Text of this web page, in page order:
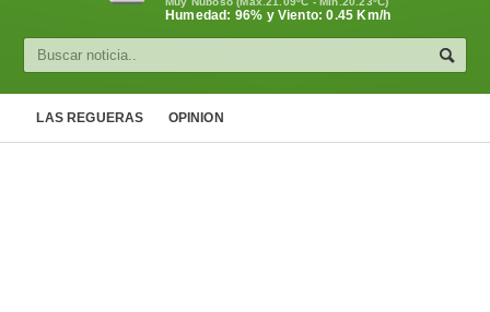
Cultura
Humedad: 96% y Viento: 0.45 Km/h
LAS REGUERAS OPINION